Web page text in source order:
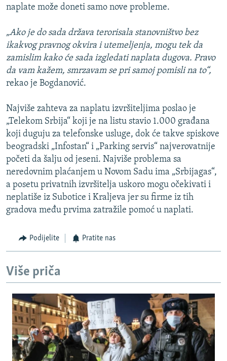
naplate može doneti samo nove probleme.
„Ako je do sada država terorisala stanovništvo bez
ikakvog pravnog okvira i utemeljenja, mogu tek da
zamislim kako će sada izgledati naplata dugova. Pravo
da vam kažem, smrzavam se pri samoj pomisli na to“,
rekao je Bogdanović.
Najviše zahteva za naplatu izvršiteljima poslao je
„Telekom Srbija“ koji je na listu stavio 1.000 građana
koji duguju za telefonske usluge, dok će takve spiskove
beogradski „Infostan“ i „Parking servis“ najverovatnije
početi da šalju od jeseni. Najviše problema sa
neredovnim plaćanjem u Novom Sadu ima „Srbijagas“,
a posetu privatnih izvršitelja uskoro mogu očekivati i
neplatiše iz Subotice i Kraljeva jer su firme iz tih
gradova među prvima zatražile pomoć u naplati.
Podijelite Pratite nas
Više priča